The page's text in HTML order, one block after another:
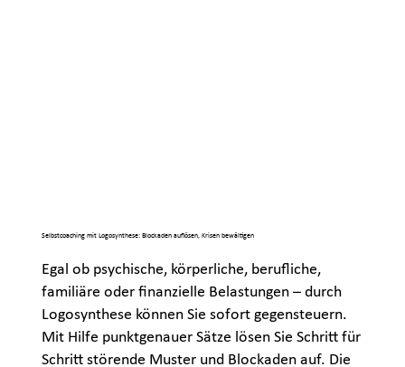
Selbstcoaching mit Logosynthese: Blockaden auflösen, Krisen bewältigen
Egal ob psychische, körperliche, berufliche,
familiäre oder finanzielle Belastungen – durch
Logosynthese können Sie sofort gegensteuern.
Mit Hilfe punktgenauer Sätze lösen Sie Schritt für
Schritt störende Muster und Blockaden auf. Die